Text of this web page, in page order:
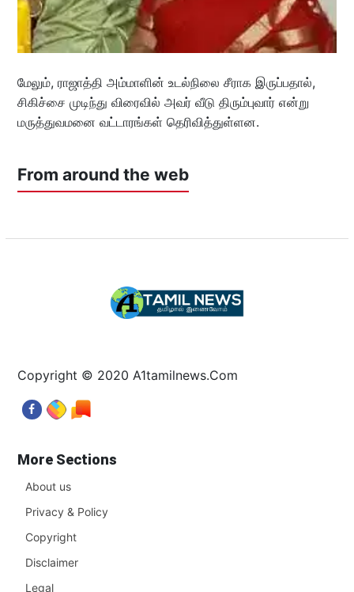
மேலும், ராஜாத்தி அம்மாளின் உடல்நிலை சீராக இருப்பதால்,
சிகிச்சை முடிந்து விரைவில் அவர் வீடு திரும்புவார் என்று
மருத்துவமனை வட்டாரங்கள் தெரிவித்துள்ளன.
From around the web
Copyright © 2020 A1tamilnews.Com
More Sections
About us
Privacy & Policy
Copyright
Disclaimer
Legal